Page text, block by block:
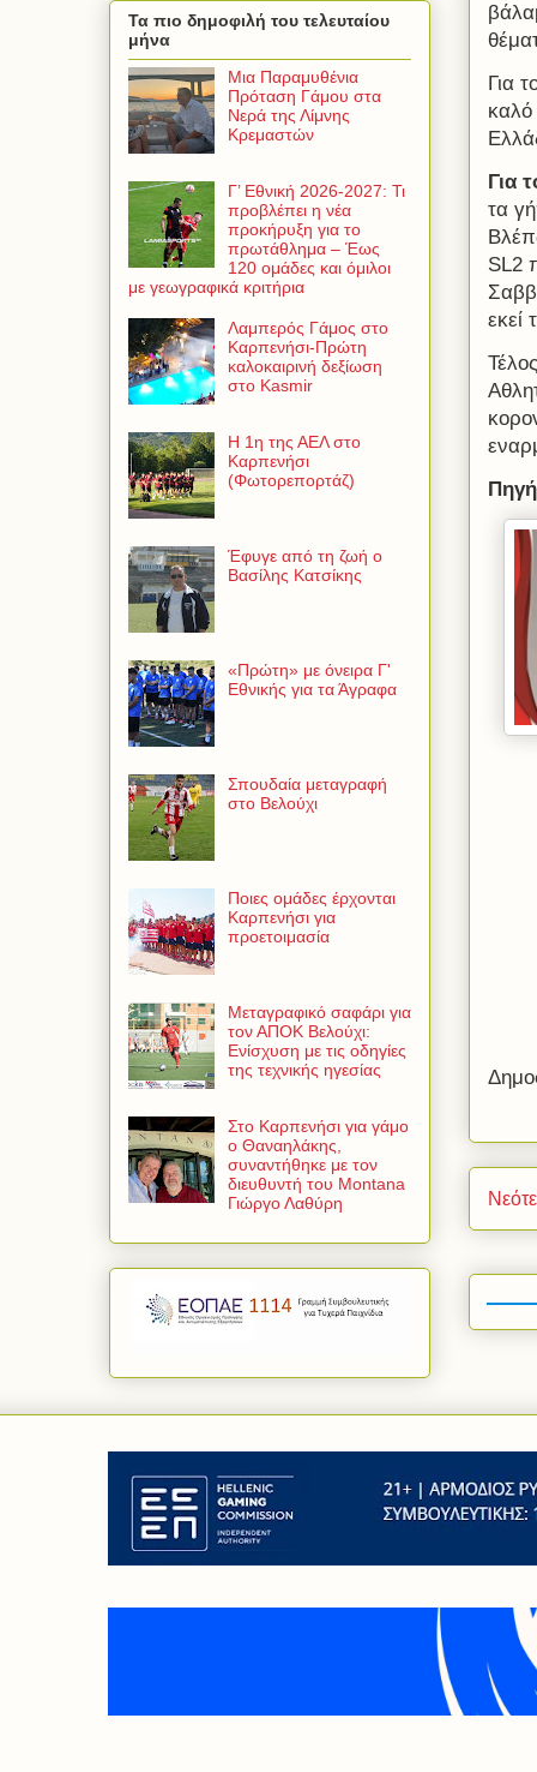
Για
καλό
Για
τα
SL2
εκεί
Τα πιο δημοφιλή του τελευταίου
μήνα
Μια Παραμυθένια
Πρόταση Γάμου στα
Νερά της Λίμνης
Κρεμαστών
Γ’ Εθνική 2026-2027: Τι
προβλέπει η νέα
προκήρυξη για το
πρωτάθλημα – Έως
120 ομάδες και όμιλοι
με γεωγραφικά κριτήρια
Λαμπερός Γάμος στο
Καρπενήσι-Πρώτη
καλοκαιρινή δεξίωση
στο Kasmir
Η 1η της ΑΕΛ στο
Καρπενήσι
(Φωτορεπορτάζ)
Έφυγε από τη ζωή ο
Βασίλης Κατσίκης
«Πρώτη» με όνειρα Γ'
Εθνικής για τα Άγραφα
Σπουδαία μεταγραφή
στο Βελούχι
Ποιες ομάδες έρχονται
Καρπενήσι για
προετοιμασία
Μεταγραφικό σαφάρι για
τον ΑΠΟΚ Βελούχι:
Ενίσχυση με τις οδηγίες
της τεχνικής ηγεσίας
Στο Καρπενήσι για γάμο
ο Θαναηλάκης,
συναντήθηκε με τον
διευθυντή του Montana
Γιώργο Λαθύρη